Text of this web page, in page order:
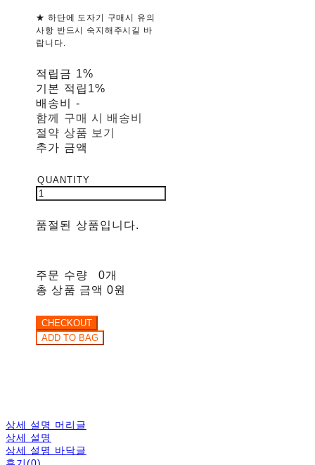
★ 하단에 도자기 구매시 유의
사항 반드시 숙지해주시길 바
랍니다.
적립금 1%
기본 적립 1%
배송비 -
함께 구매 시 배송비
절약 상품 보기
추가 금액
품절된 상품입니다.
주문 수량
0개
총 상품 금액 0원
상세 설명 머리글
상세 설명
상세 설명 바닥글